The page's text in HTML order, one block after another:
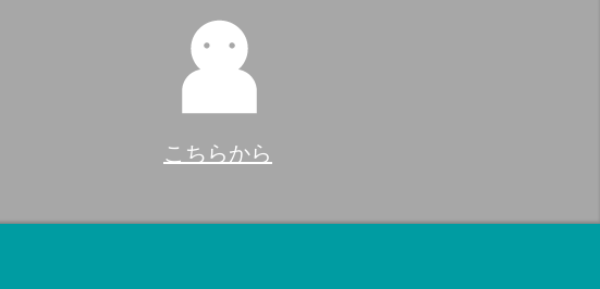
こちらから